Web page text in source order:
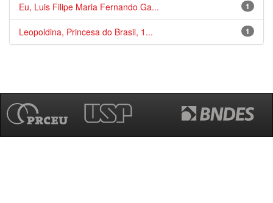
1
Eu, Luis Filipe Maria Fernando Ga...
1
Leopoldina, Princesa do Brasil, 1...